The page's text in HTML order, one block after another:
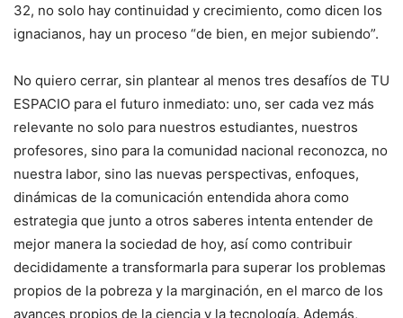
32, no solo hay continuidad y crecimiento, como dicen los
ignacianos, hay un proceso “de bien, en mejor subiendo”.
No quiero cerrar, sin plantear al menos tres desafíos de TU
ESPACIO para el futuro inmediato: uno, ser cada vez más
relevante no solo para nuestros estudiantes, nuestros
profesores, sino para la comunidad nacional reconozca, no
nuestra labor, sino las nuevas perspectivas, enfoques,
dinámicas de la comunicación entendida ahora como
estrategia que junto a otros saberes intenta entender de
mejor manera la sociedad de hoy, así como contribuir
decididamente a transformarla para superar los problemas
propios de la pobreza y la marginación, en el marco de los
avances propios de la ciencia y la tecnología. Además,